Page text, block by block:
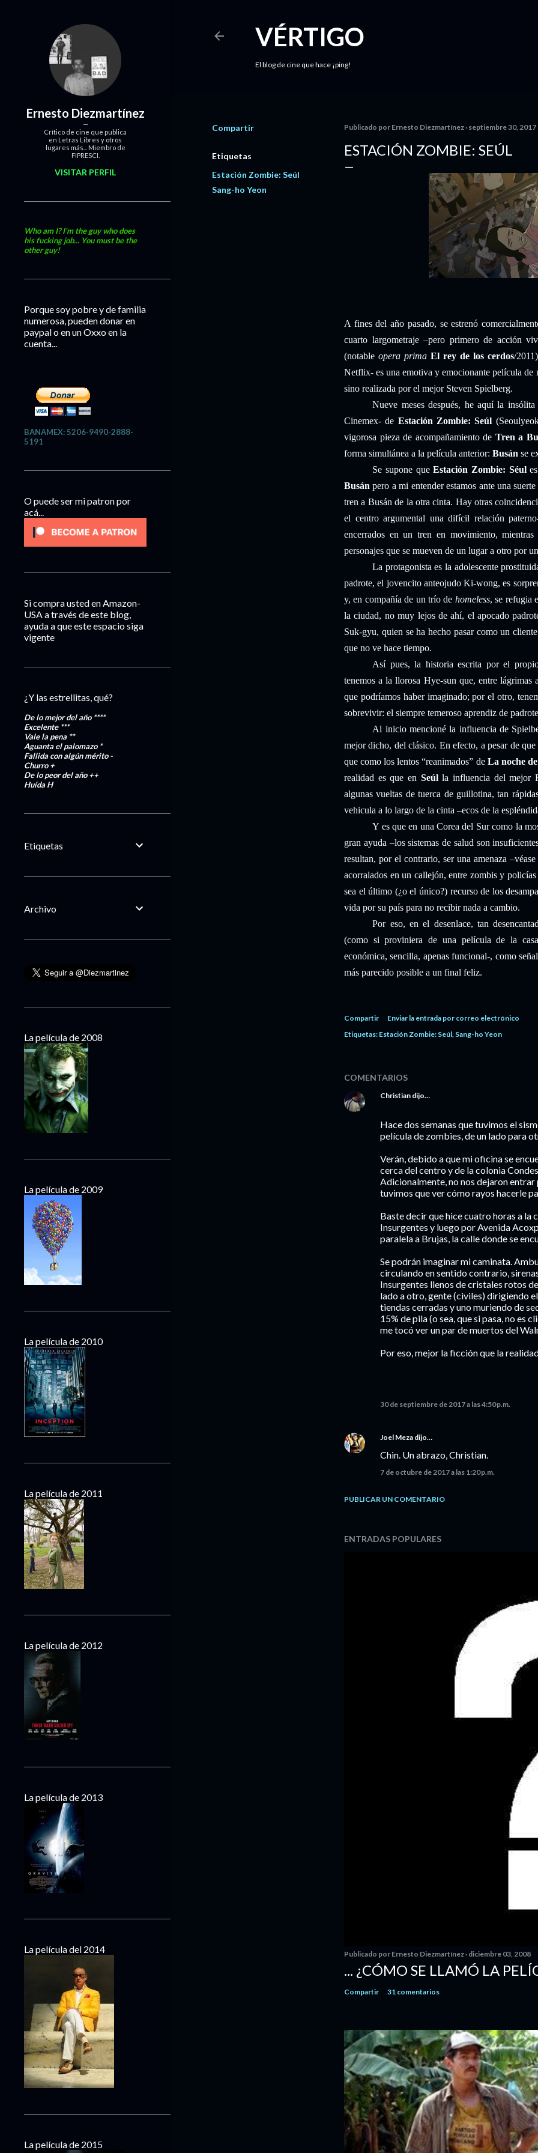
VÉRTIGO
El blog de cine que hace ¡ping!
Compartir
Etiquetas
Estación Zombie: Seúl
Sang-ho Yeon
Publicado por Ernesto Diezmartínez septiembre 30, 2017
ESTACIÓN ZOMBIE: SEÚL
A fines del año pasado, se estrenó
cuarto largometraje –pero primero de acción
(notable opera prima El rey de los cerdos/
Netflix- es una emotiva y emocionante película de
sino realizada por el mejor Steven Spielberg.
Nueve meses después, he aquí la
Cinemex- de Estación Zombie: Seúl
vigorosa pieza de acompañamiento de Tren a
forma simultánea a la película anterior: Busán se
Se supone queEstación Zombie: Séules
Busán pero a mi entender estamos ante una
tren a Busán de la otra cinta. Hay otras
el centro argumental una difícil relación
encerrados en un tren en movimiento,
personajes que se mueven de un lugar a otro por
La protagonista es la adolescente
padrote, el jovencito anteojudo Ki-wong, es
y, en compañía de un trío de homeless, se refugia
la ciudad, no muy lejos de ahí, el apocado
Suk-gyu, quien se ha hecho pasar como un
que no ve hace tiempo.
Así pues, la historia escrita por el
tenemos a la llorosa Hye-sun que, entre lágrimas
que podríamos haber imaginado; por el otro,
sobrevivir: el siempre temeroso aprendiz de
Al inicio mencioné la influencia de
mejor dicho, del clásico. En efecto, a pesar de
que como los lentos “reanimados” de La noche
realidad es que en Seúlla influencia del mejor
algunas vueltas de tuerca de guillotina, tan
vehicula a lo largo de la cinta –ecos de la
Y es que en una Corea del Sur como la
gran ayuda –los sistemas de salud son
resultan, por el contrario, ser una amenaza
acorralados en un callejón, entre zombis y
sea el último (¿o el único?) recurso de los
vida por su país para no recibir nada a cambio.
Por eso, en el desenlace, tan
(como si proviniera de una película de la
económica, sencilla, apenas funcional-, como
más parecido posible a un final feliz.
Compartir
Enviar la entrada por correo electrónico
Etiquetas: Estación Zombie: Seúl Sang-ho Yeon
COMENTARIOS
Christian dijo…
Hace dos semanas que tuvimos el
película de zombies, de un lado para
Verán, debido a que mi oficina se
cerca del centro y de la colonia
Adicionalmente, no nos dejaron
tuvimos que ver cómo rayos hacerle
Baste decir que hice cuatro horas a la
Insurgentes y luego por Avenida
paralela a Brujas, la calle donde se
Se podrán imaginar mi caminata.
circulando en sentido contrario,
Insurgentes llenos de cristales rotos
lado a otro, gente (civiles) dirigiendo
tiendas cerradas y uno muriendo de
15% de pila (o sea, que si pasa, no es
me tocó ver un par de muertos del
Por eso, mejor la ficción que la
30 de septiembre de 2017 a las 4:50 p.m.
Joel Meza dijo…
Chin. Un abrazo, Christian.
7 de octubre de 2017 a las 1:20 p.m.
PUBLICAR UN COMENTARIO
ENTRADAS POPULARES
Publicado por Ernesto Diezmartínez diciembre 03, 2008
... ¿CÓMO SE LLAMÓ LA
Compartir 31 comentarios
Ernesto Diezmartínez
Crítico de cine que publica
en Letras Libres y otros
lugares más... Miembro de
FIPRESCI.
VISITAR PERFIL
Who am I? I'm the guy who does
his fucking job... You must be the
other guy!
Porque soy pobre y de familia
numerosa, pueden donar en
paypal o en un Oxxo en la
cuenta...
BANAMEX: 5206-9490-2888-
5191
O puede ser mi patron por
acá...
Si compra usted en Amazon-
USA a través de este blog,
ayuda a que este espacio siga
vigente
¿Y las estrellitas, qué?
De lo mejor del año ****
Excelente***
Vale la pena **
Aguanta el palomazo *
Fallida con algún mérito-
Churro+
De lo peor del año++
HuídaH
Etiquetas
Archivo
La película de 2008
La película de 2009
La película de 2010
La película de 2011
La película de 2012
La película de 2013
La película del 2014
La película de 2015